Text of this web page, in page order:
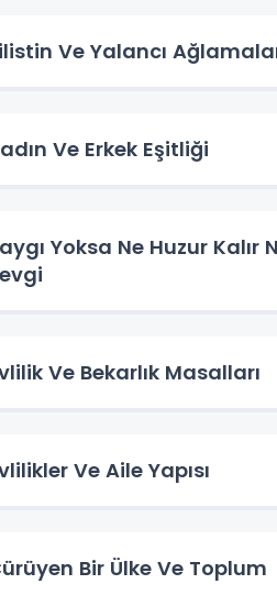
Ve Yalancı
Ve Erkek Eşitliği
Yoksa Ne Huzur Kalır
Ve Bekarlık Masalları
Ve Aile Yapısı
Bir Ülke Ve Toplum